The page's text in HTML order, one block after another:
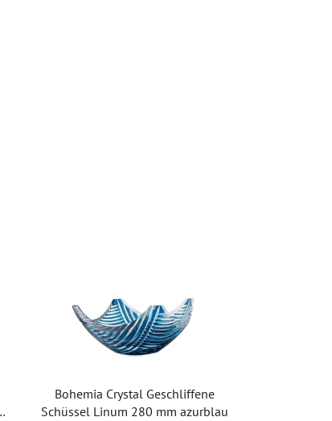
Bohemia Crystal Geschliffene
Schüssel Linum 280 mm azurblau